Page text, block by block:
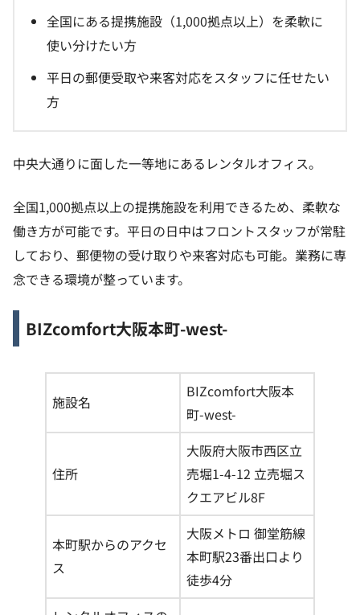
全国にある提携施設（1,000拠点以上）を柔軟に
使い分けたい方
平日の郵便受取や来客対応をスタッフに任せたい
方
中央大通りに面した一等地にあるレンタルオフィス。
全国1,000拠点以上の提携施設を利用できるため、柔軟な
働き方が可能です。平日の日中はフロントスタッフが常駐
しており、郵便物の受け取りや来客対応も可能。業務に専
念できる環境が整っています。
BIZcomfort大阪本町-west-
施設名
BIZcomfort大阪本
町-west-
住所
大阪府大阪市西区立
売堀1-4-12 立売堀ス
クエアビル8F
本町駅からのアクセ
ス
大阪メトロ 御堂筋線
本町駅23番出口より
徒歩4分